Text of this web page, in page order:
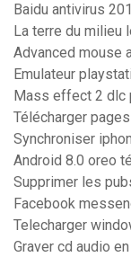
Baidu antivirus
La terre du milieu
Advanced mouse
Emulateur
Mass effect 2 dlc
Télécharger
Synchroniser
Android 8.0 oreo
Supprimer les
Facebook
Telecharger
Graver cd audio